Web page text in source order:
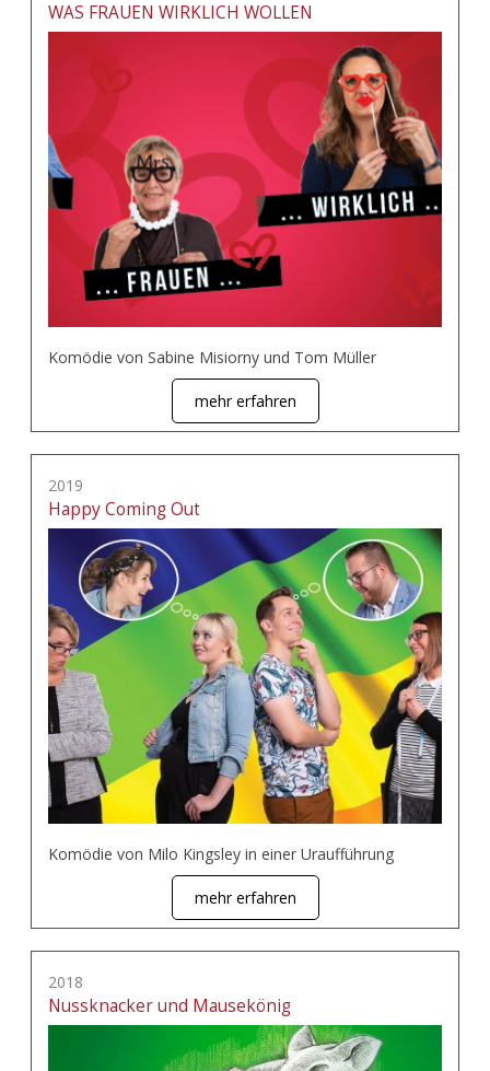
WAS FRAUEN WIRKLICH WOLLEN
Komödie von Sabine Misiorny und Tom Müller
mehr erfahren
2019
Happy Coming Out
Komödie von Milo Kingsley in einer Uraufführung
mehr erfahren
2018
Nussknacker und Mausekönig